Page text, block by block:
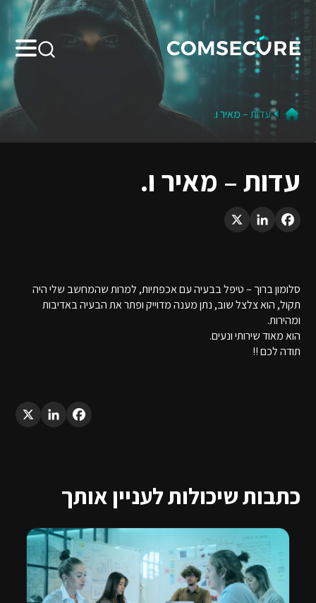
Search:
עדות – מאיר ו.
עדות – מאיר ו.
Facebook
LinkedIn
X
סלומון ברוך – טיפל בבעיה עם אכפתיות, למרות שהמחשב שלי היה
תקול, הוא צלצל שוב, נתן מענה מדוייק ופתר את הבעיה באדיבות
ומהירות.
הוא מאוד שירותי ונעים.
תודה לכם !!
Facebook
LinkedIn
X
כתבות שיכולות לעניין אותך